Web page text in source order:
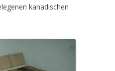
kanadischen